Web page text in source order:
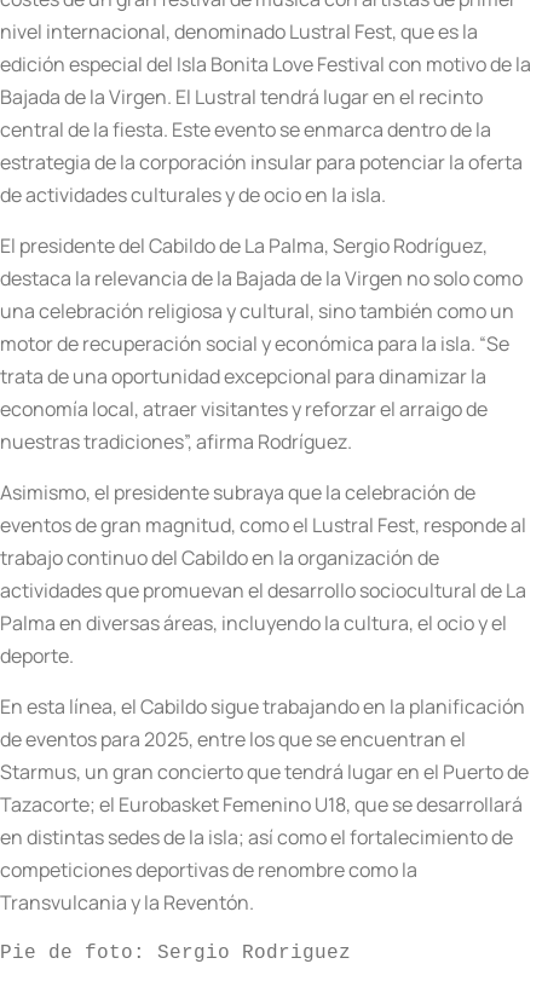
nivel internacional, denominado Lustral Fest, que es la
edición especial del Isla Bonita Love Festival con motivo de la
Bajada de la Virgen. El Lustral tendrá lugar en el recinto
central de la fiesta. Este evento se enmarca dentro de la
estrategia de la corporación insular para potenciar la oferta
de actividades culturales y de ocio en la isla.
El presidente del Cabildo de La Palma, Sergio Rodríguez,
destaca la relevancia de la Bajada de la Virgen no solo como
una celebración religiosa y cultural, sino también como un
motor de recuperación social y económica para la isla. “Se
trata de una oportunidad excepcional para dinamizar la
economía local, atraer visitantes y reforzar el arraigo de
nuestras tradiciones”, afirma Rodríguez.
Asimismo, el presidente subraya que la celebración de
eventos de gran magnitud, como el Lustral Fest, responde al
trabajo continuo del Cabildo en la organización de
actividades que promuevan el desarrollo sociocultural de La
Palma en diversas áreas, incluyendo la cultura, el ocio y el
deporte.
En esta línea, el Cabildo sigue trabajando en la planificación
de eventos para 2025, entre los que se encuentran el
Starmus, un gran concierto que tendrá lugar en el Puerto de
Tazacorte; el Eurobasket Femenino U18, que se desarrollará
en distintas sedes de la isla; así como el fortalecimiento de
competiciones deportivas de renombre como la
Transvulcania y la Reventón.
Pie de foto: Sergio Rodriguez